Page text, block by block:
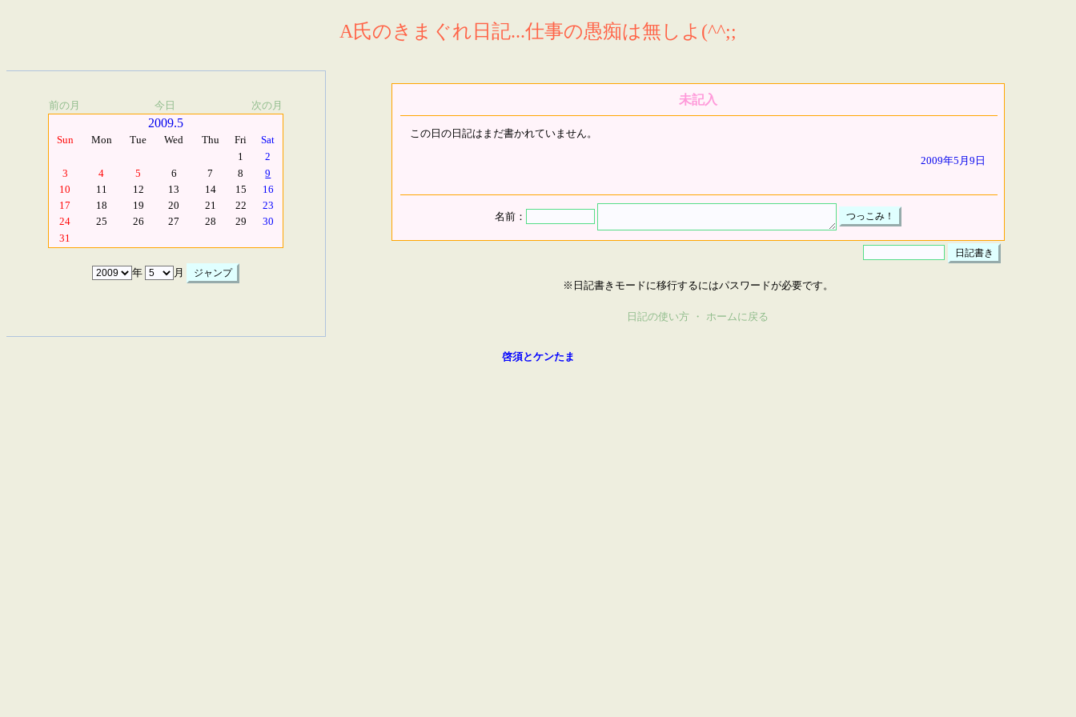
A氏のきまぐれ日記...仕事の愚痴は無しよ(^^;;
前の月 今日 次の月
2009.5
Sun Mon Tue Wed Thu Fri
Sat
1
2
3
4 5 6 7 8
9
10
11 12 13 14 15
16
17
18 19 20 21 22
23
24
25 26 27 28 29
30
31
年 月
未記入
この日の日記はまだ書かれていません。
2009年5月9日
名前：
※日記書きモードに移行するにはパスワードが必要です。
日記の使い方 ・ ホームに戻る
啓須とケンたま